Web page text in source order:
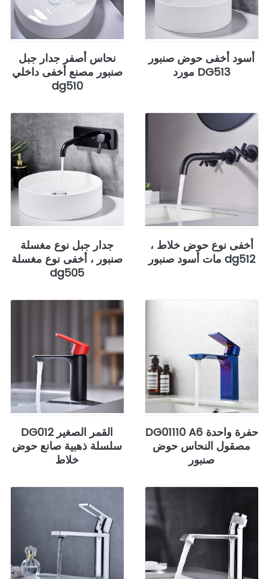
نحاس أصفر جدار جبل
صنبور مصنع أخفى داخلي
dg510
أسود أخفى حوض صنبور
مورد DG513
جدار جبل نوع مغسلة
صنبور ، أخفى نوع مغسلة
dg505
أخفى نوع حوض خلاط ،
مات أسود صنبور dg512
DG012 القمر الصغير
سلسلة ذهبية صانع حوض
خلاط
DG01110 A6 حفرة واحدة
مصقول النحاس حوض
صنبور